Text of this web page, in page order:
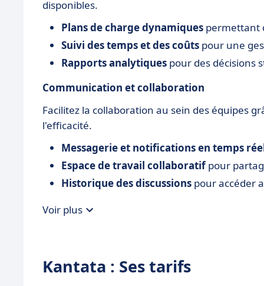
disponibles.
Plans de charge dynamiques permettant
Suivi des temps et des coûts pour une
Rapports analytiques pour des décisions
Communication et collaboration
Facilitez la collaboration au sein des équipes
l'efficacité.
Messagerie et notifications en temps
Espace de travail collaboratifpour
Historique des discussions pour accéder
Voir plus
Kantata : Ses tarifs